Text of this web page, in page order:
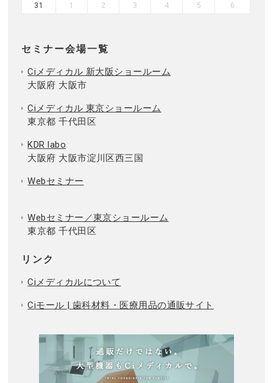
31
1 2 3 4 5 6
セミナー会場一覧
Ciメディカル 新大阪ショールーム
大阪府 大阪市
Ciメディカル 東京ショールーム
東京都 千代田区
KDR labo
大阪府 大阪市淀川区西三国
Webセミナー
Webセミナー／東京ショールーム
東京都 千代田区
リンク
Ciメディカルについて
Ciモール | 歯科材料・医療用品の通販サイト